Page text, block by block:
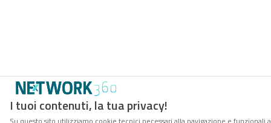
I tuoi contenuti, la tua privacy!